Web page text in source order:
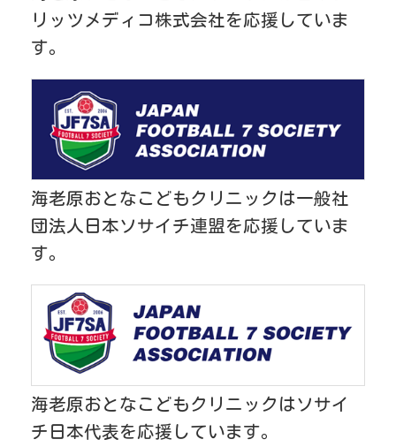
リッツメディコ株式会社を応援していま
す。
海老原おとなこどもクリニックは一般社
団法人日本ソサイチ連盟を応援していま
す。
海老原おとなこどもクリニックはソサイ
チ日本代表を応援しています。